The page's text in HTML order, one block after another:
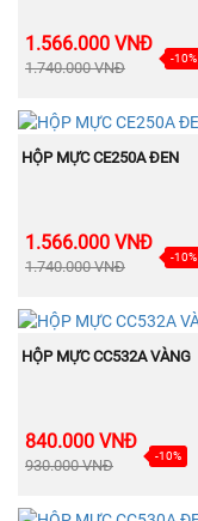
1.566.000 VNĐ
1.740.000 VNĐ
-10%
BÁN
CHẠY
MUA NGAY
HỘP MỰC CE250A ĐEN
1.566.000 VNĐ
1.740.000 VNĐ
-10%
BÁN
CHẠY
MUA NGAY
HỘP MỰC CC532A VÀNG
840.000 VNĐ
930.000 VNĐ
-10%